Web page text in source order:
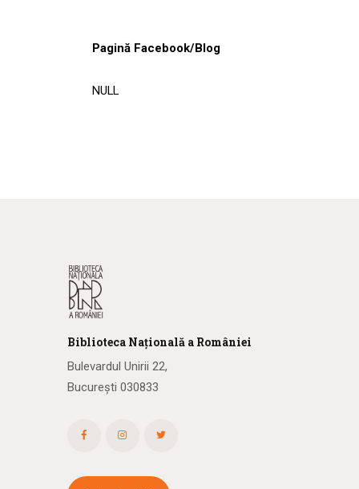
Pagină Facebook/Blog
NULL
Biblioteca Națională a României
Bulevardul Unirii 22,
București 030833